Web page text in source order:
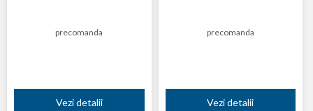
precomanda
Vezi detalii
precomanda
Vezi detalii